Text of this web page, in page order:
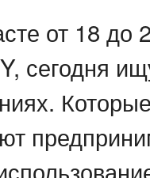
от 18 до
сегодня